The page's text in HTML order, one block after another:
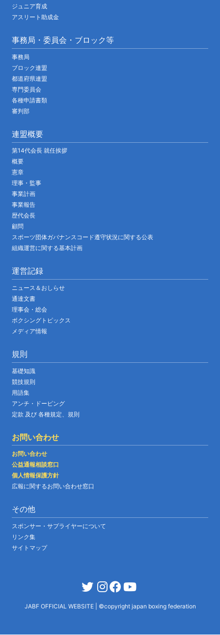
ジュニア育成
アスリート助成金
事務局・委員会・ブロック等
事務局
ブロック連盟
都道府県連盟
専門委員会
各種申請書類
審判部
連盟概要
第14代会長 就任挨拶
概要
憲章
理事・監事
事業計画
事業報告
歴代会長
顧問
スポーツ団体ガバナンスコード遵守状況に関する公表
組織運営に関する基本計画
運営記録
ニュース＆おしらせ
通達文書
理事会・総会
ボクシングトピックス
メディア情報
規則
基礎知識
競技規則
用語集
アンチ・ドーピング
定款 及び 各種規定、規則
お問い合わせ
お問い合わせ
公益通報相談窓口
個人情報保護方針
広報に関するお問い合わせ窓口
その他
スポンサー・サプライヤーについて
リンク集
サイトマップ
JABF OFFICIAL WEBSITE ©copyright japan boxing federation